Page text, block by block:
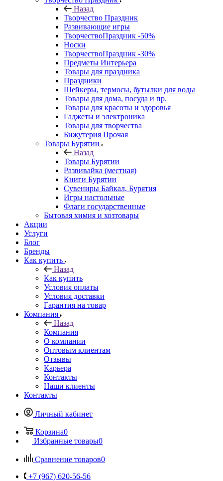
Назад
Творчество Праздник
Развивающие игры
ТворчествоПраздник -50%
Носки
ТворчествоПраздник -30%
Предметы Интерьера
Товары для праздника
Праздники
Шейкеры, термосы, бутылки для воды
Товары для дома, посуда и пр.
Товары для красоты и здоровья
Гаджеты и электроника
Товары для творчества
Бижутерия Прочая
Товары Бурятии
Назад
Товары Бурятии
Развивайка (местная)
Книги Бурятии
Сувениры Байкал, Бурятия
Игры настольные
Флаги государственные
Бытовая химия и хозтовары
Акции
Услуги
Блог
Бренды
Как купить
Назад
Как купить
Условия оплаты
Условия доставки
Гарантия на товар
Компания
Назад
Компания
О компании
Оптовым клиентам
Отзывы
Карьера
Контакты
Наши клиенты
Контакты
Личный кабинет
Корзина0
Избранные товары0
Сравнение товаров0
+7 (967) 620-56-56